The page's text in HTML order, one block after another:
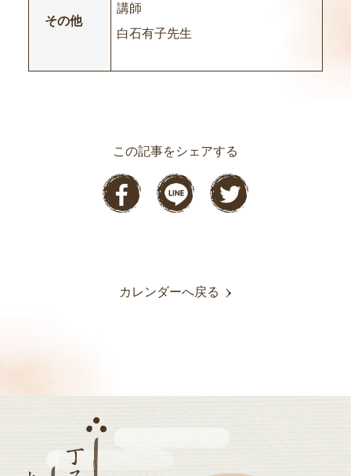
その他
講師
白石有子先生
この記事をシェアする
カレンダーへ戻る